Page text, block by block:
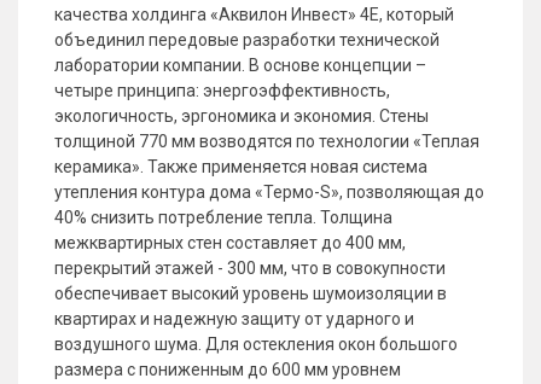
качества холдинга «Аквилон Инвест» 4Е, который
объединил передовые разработки технической
лаборатории компании. В основе концепции –
четыре принципа: энергоэффективность,
экологичность, эргономика и экономия. Стены
толщиной 770 мм возводятся по технологии «Теплая
керамика». Также применяется новая система
утепления контура дома «Термо-S», позволяющая до
40% снизить потребление тепла. Толщина
межквартирных стен составляет до 400 мм,
перекрытий этажей - 300 мм, что в совокупности
обеспечивает высокий уровень шумоизоляции в
квартирах и надежную защиту от ударного и
воздушного шума. Для остекления окон большого
размера с пониженным до 600 мм уровнем